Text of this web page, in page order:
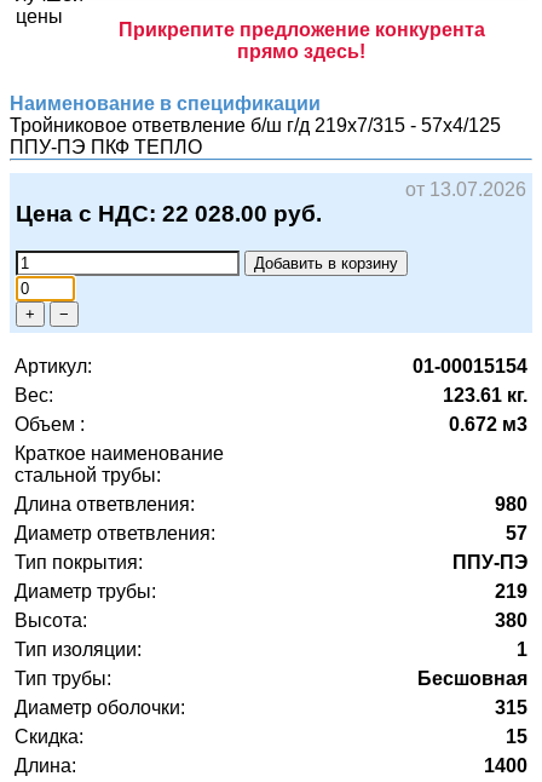
Прикрепите предложение конкурента
прямо здесь!
Наименование в спецификации
Тройниковое ответвление б/ш г/д 219х7/315 - 57х4/125
ППУ-ПЭ ПКФ ТЕПЛО
от 13.07.2026
Цена с НДС: 22 028.00 руб.
Добавить в корзину
+ −
Артикул:
01-00015154
Вес:
123.61 кг.
Объем :
0.672 м3
Краткое наименование
стальной трубы:
Длина ответвления:
980
Диаметр ответвления:
57
Тип покрытия:
ППУ-ПЭ
Диаметр трубы:
219
Высота:
380
Тип изоляции:
1
Тип трубы:
Бесшовная
Диаметр оболочки:
315
Скидка:
15
Длина:
1400